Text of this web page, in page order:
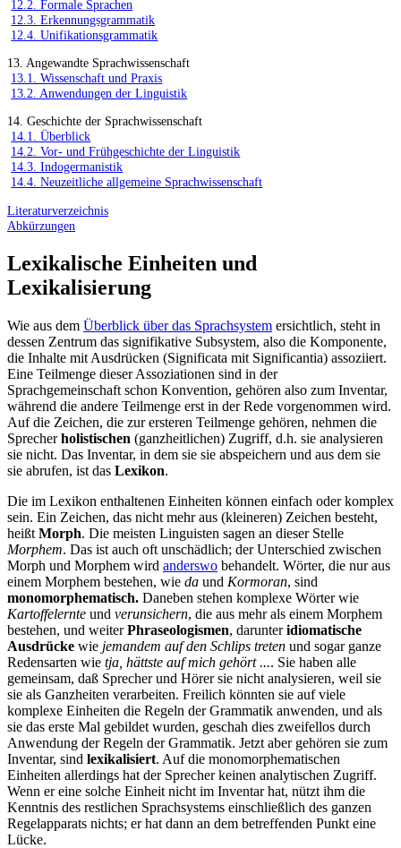
12.2. Formale Sprachen
12.3. Erkennungsgrammatik
12.4. Unifikationsgrammatik
13. Angewandte Sprachwissenschaft
13.1. Wissenschaft und Praxis
13.2. Anwendungen der Linguistik
14. Geschichte der Sprachwissenschaft
14.1. Überblick
14.2. Vor- und Frühgeschichte der Linguistik
14.3. Indogermanistik
14.4. Neuzeitliche allgemeine Sprachwissenschaft
Literaturverzeichnis
Abkürzungen
Lexikalische Einheiten und
Lexikalisierung
Wie aus dem Überblick über das Sprachsystem ersichtlich, steht in
dessen Zentrum das signifikative Subsystem, also die Komponente,
die Inhalte mit Ausdrücken (Significata mit Significantia) assoziiert.
Eine Teilmenge dieser Assoziationen sind in der
Sprachgemeinschaft schon Konvention, gehören also zum Inventar,
während die andere Teilmenge erst in der Rede vorgenommen wird.
Auf die Zeichen, die zur ersteren Teilmenge gehören, nehmen die
Sprecherholistischen (ganzheitlichen) Zugriff, d.h. sie analysieren
sie nicht. Das Inventar, in dem sie sie abspeichern und aus dem sie
sie abrufen, ist das Lexikon.
Die im Lexikon enthaltenen Einheiten können einfach oder komplex
sein. Ein Zeichen, das nicht mehr aus (kleineren) Zeichen besteht,
heißt Morph. Die meisten Linguisten sagen an dieser Stelle
Morphem. Das ist auch oft unschädlich; der Unterschied zwischen
Morph und Morphem wird anderswo behandelt. Wörter, die nur aus
einem Morphem bestehen, wie da und Kormoran, sind
monomorphematisch. Daneben stehen komplexe Wörter wie
Kartoffelernte und verunsichern, die aus mehr als einem Morphem
bestehen, und weiterPhraseologismen, darunteridiomatische
Ausdrücke wie jemandem auf den Schlips treten und sogar ganze
Redensarten wie tja, hättste auf mich gehört .... Sie haben alle
gemeinsam, daß Sprecher und Hörer sie nicht analysieren, weil sie
sie als Ganzheiten verarbeiten. Freilich könnten sie auf viele
komplexe Einheiten die Regeln der Grammatik anwenden, und als
sie das erste Mal gebildet wurden, geschah dies zweifellos durch
Anwendung der Regeln der Grammatik. Jetzt aber gehören sie zum
Inventar, sind lexikalisiert. Auf die monomorphematischen
Einheiten allerdings hat der Sprecher keinen analytischen Zugriff.
Wenn er eine solche Einheit nicht im Inventar hat, nützt ihm die
Kenntnis des restlichen Sprachsystems einschließlich des ganzen
Regelapparats nichts; er hat dann an dem betreffenden Punkt eine
Lücke.